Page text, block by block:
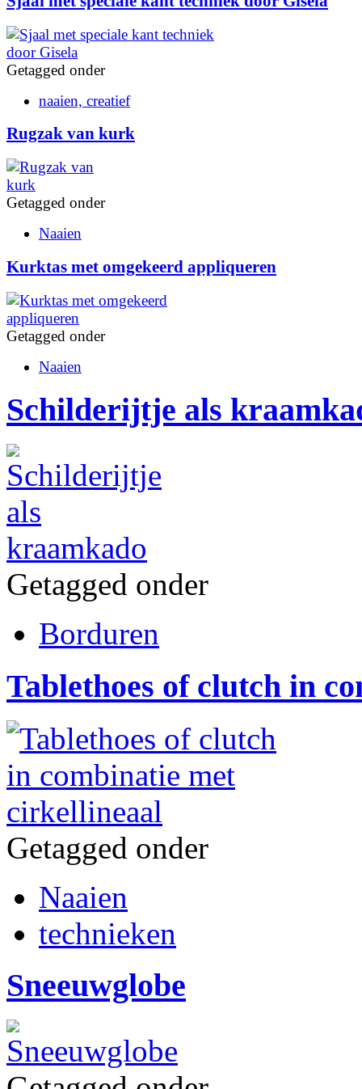
Getagged onder
naaien, creatief
Rugzak van kurk
Getagged onder
Naaien
Kurktas met omgekeerd appliqueren
Getagged onder
Naaien
Schilderijtje als
Getagged onder
Borduren
Tablethoes of clutch in
Getagged onder
Naaien
technieken
Sneeuwglobe